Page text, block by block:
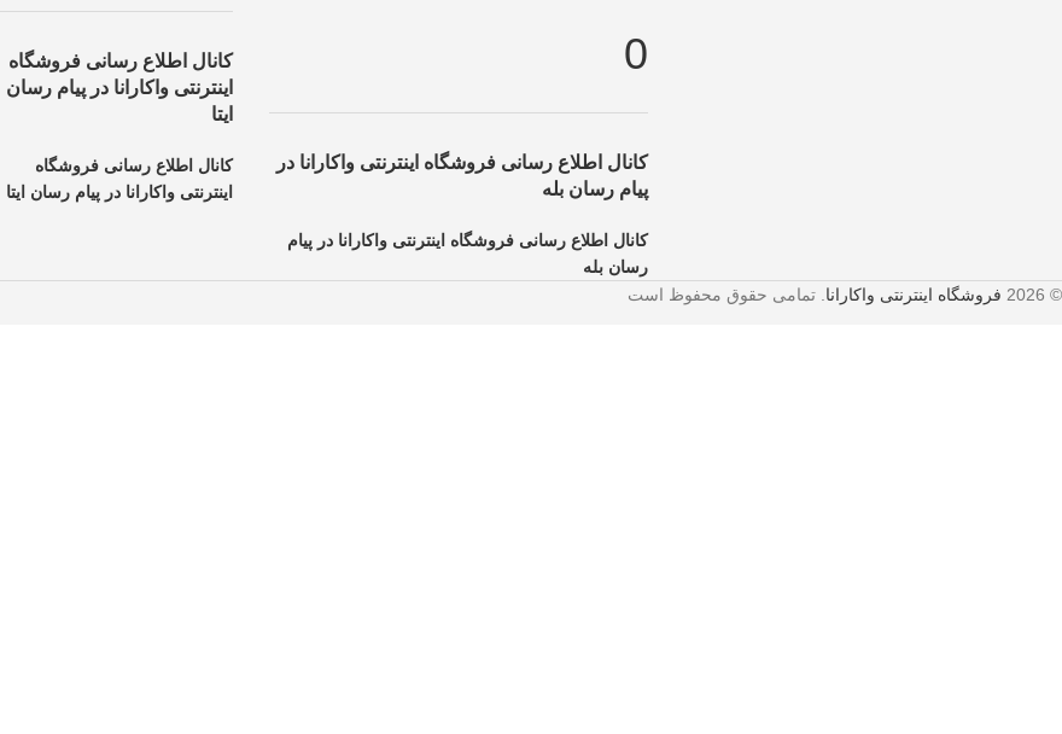
0
کانال اطلاع رسانی فروشگاه اینترنتی واکارانا در
پیام رسان بله
کانال اطلاع رسانی فروشگاه اینترنتی واکارانا در پیام
رسان بله
کانال اطلاع رسانی فروشگاه
اینترنتی واکارانا در پیام رسان
ایتا
کانال اطلاع رسانی فروشگاه
اینترنتی واکارانا در پیام رسان ایتا
© 2026 فروشگاه اینترنتی واکارانا . تمامی حقوق محفوظ است